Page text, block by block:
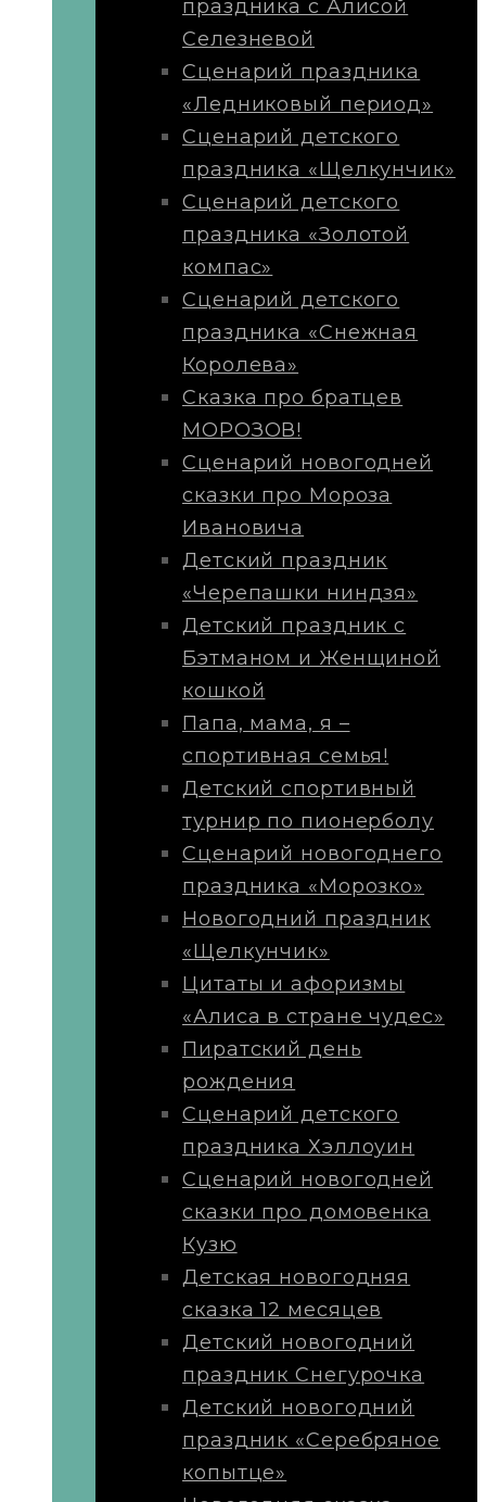
праздника с Алисой
Селезневой
Сценарий праздника
«Ледниковый период»
Сценарий детского
праздника «Щелкунчик»
Сценарий детского
праздника «Золотой
компас»
Сценарий детского
праздника «Снежная
Королева»
Сказка про братцев
МОРОЗОВ!
Сценарий новогодней
сказки про Мороза
Ивановича
Детский праздник
«Черепашки ниндзя»
Детский праздник с
Бэтманом и Женщиной
кошкой
Папа, мама, я –
спортивная семья!
Детский спортивный
турнир по пионерболу
Сценарий новогоднего
праздника «Морозко»
Новогодний праздник
«Щелкунчик»
Цитаты и афоризмы
«Алиса в стране чудес»
Пиратский день
рождения
Сценарий детского
праздника Хэллоуин
Сценарий новогодней
сказки про домовенка
Кузю
Детская новогодняя
сказка 12 месяцев
Детский новогодний
праздник Снегурочка
Детский новогодний
праздник «Серебряное
копытце»